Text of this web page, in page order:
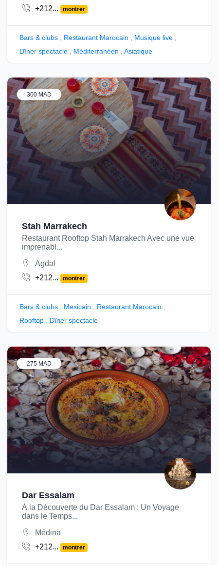
+212...
montrer
Bars & clubs Restaurant Marocain Musique live
Dîner spectacle
Méditerranéen Asiatique
300 MAD
Stah Marrakech
Restaurant Rooftop Stah Marrakech Avec une vue
imprenabl...
Agdal
+212...
montrer
Bars & clubs Mexicain Restaurant Marocain
Rooftop
Dîner spectacle
275 MAD
Dar Essalam
À la Découverte du Dar Essalam : Un Voyage
dans le Temps...
Médina
+212...
montrer